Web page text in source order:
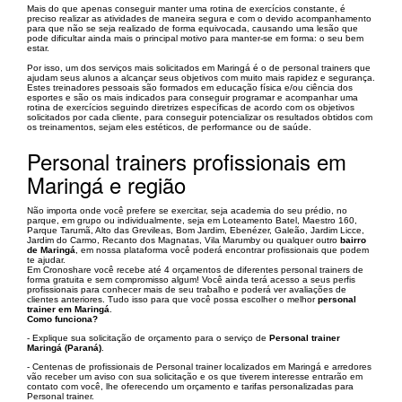
Mais do que apenas conseguir manter uma rotina de exercícios constante, é
preciso realizar as atividades de maneira segura e com o devido acompanhamento
para que não se seja realizado de forma equivocada, causando uma lesão que
pode dificultar ainda mais o principal motivo para manter-se em forma: o seu bem
estar.
Por isso, um dos serviços mais solicitados em Maringá é o de personal trainers que
ajudam seus alunos a alcançar seus objetivos com muito mais rapidez e segurança.
Estes treinadores pessoais são formados em educação física e/ou ciência dos
esportes e são os mais indicados para conseguir programar e acompanhar uma
rotina de exercícios seguindo diretrizes específicas de acordo com os objetivos
solicitados por cada cliente, para conseguir potencializar os resultados obtidos com
os treinamentos, sejam eles estéticos, de performance ou de saúde.
Personal trainers profissionais em
Maringá e região
Não importa onde você prefere se exercitar, seja academia do seu prédio, no
parque, em grupo ou individualmente, seja em Loteamento Batel, Maestro 160,
Parque Tarumã, Alto das Grevileas, Bom Jardim, Ebenézer, Galeão, Jardim Licce,
Jardim do Carmo, Recanto dos Magnatas, Vila Marumby ou qualquer outro bairro
de Maringá , em nossa plataforma você poderá encontrar profissionais que podem
te ajudar.
Em Cronoshare você recebe até 4 orçamentos de diferentes personal trainers de
forma gratuita e sem compromisso algum! Você ainda terá acesso a seus perfis
profissionais para conhecer mais de seu trabalho e poderá ver avaliações de
clientes anteriores. Tudo isso para que você possa escolher o melhorpersonal
trainer em Maringá
Como funciona?
- Explique sua solicitação de orçamento para o serviço de Personal trainer
Maringá (Paraná)
- Centenas de profissionais de Personal trainer localizados em Maringá e arredores
vão receber um aviso con sua solicitação e os que tiverem interesse entrarão em
contato com você, lhe oferecendo um orçamento e tarifas personalizadas para
Personal trainer.